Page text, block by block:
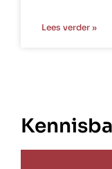
Lees verder »